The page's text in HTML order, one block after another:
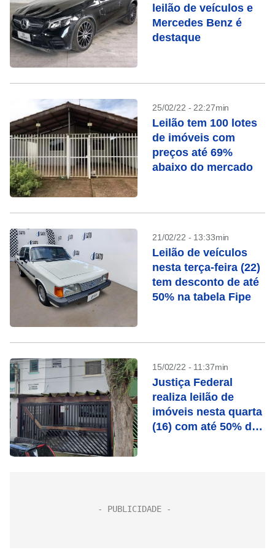
leilão de veículos e
Mercedes Benz é
destaque
25/02/22 - 22:27min
Leilão tem 100 lotes
de imóveis com
preços até 69%
abaixo do mercado
21/02/22 - 13:33min
Leilão de veículos
nesta terça-feira (22)
tem desconto de até
50% na tabela Fipe
15/02/22 - 11:37min
Justiça Federal
realiza leilão de
imóveis nesta quarta
(16) com até 50% de